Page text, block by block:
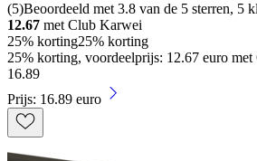
(5)Beoordeeld met 3.8 van de 5 sterren, 5
12.67 met Club Karwei
25% korting25% korting
25% korting, voordeelprijs: 12.67 euro
16.89
Prijs: 16.89 euro